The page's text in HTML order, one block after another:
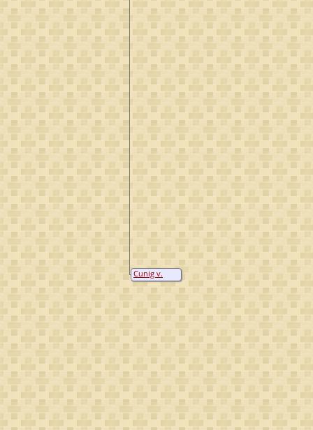
Cunig v.
Frents zu
Mattfeld